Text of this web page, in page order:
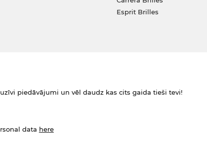
Esprit Brilles
piedāvājumi un vēl daudz kas cits gaida tieši tevi!
data here